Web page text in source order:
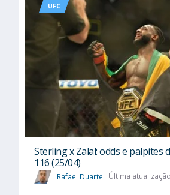
UFC
Sterling x Zalal: odds e palpites
116 (25/04)
Rafael Duarte Última